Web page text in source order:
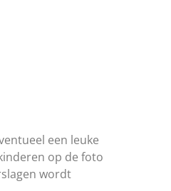
een leuke
op de foto
wordt